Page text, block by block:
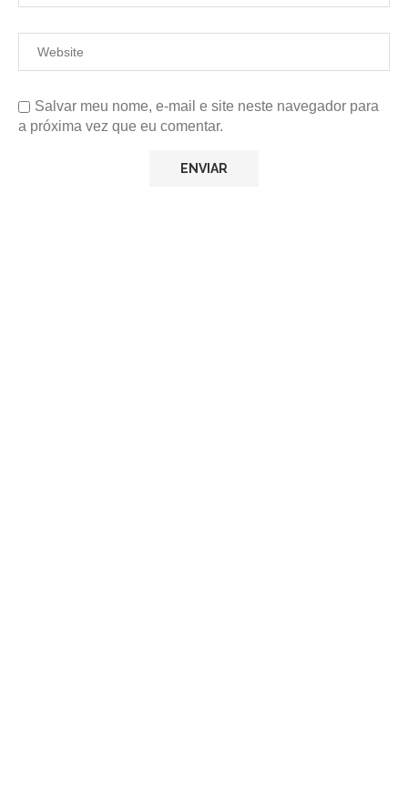
Salvar meu nome, e-mail e site neste navegador para
a próxima vez que eu comentar.